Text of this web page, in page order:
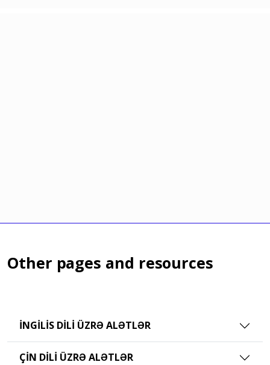
Other pages and resources
İNGILIS DILI ÜZRƏ ALƏTLƏR
ÇIN DILI ÜZRƏ ALƏTLƏR